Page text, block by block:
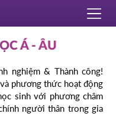
Á - ÂU
nghiệm & Thành công!
phương thức hoạt động
sinh với phương châm
người thân trong gia